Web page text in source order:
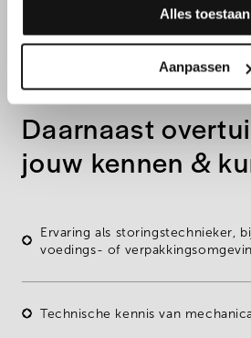
Alles toestaan
Aanpassen
Daarnaast
jouw kennen &
Ervaringals storingstechnieker ,
voedings- of
Technische kennis van